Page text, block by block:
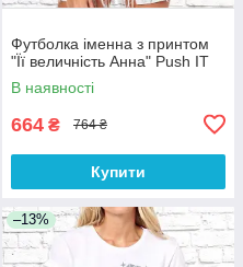
Футболка іменна з принтом
"Її величність Анна" Push IT
В наявності
664 ₴ 764 ₴
Купити
–13%